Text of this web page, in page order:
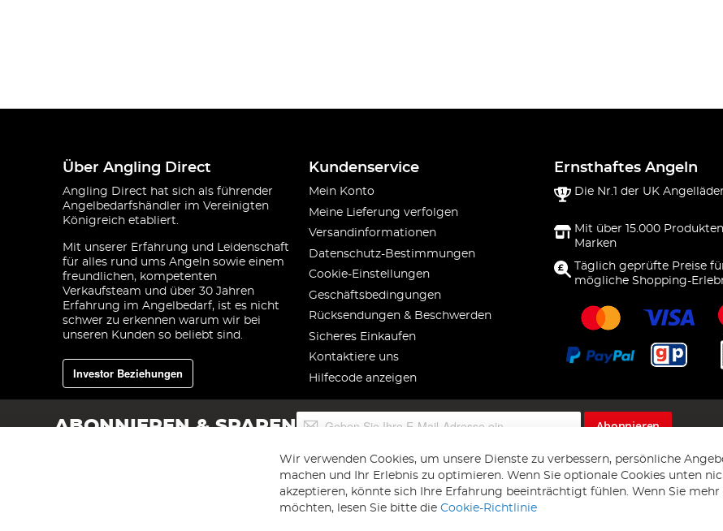
Über Angling Direct
Angling Direct hat sich als führender
Angelbedarfshändler im Vereinigten
Königreich etabliert.
Mit unserer Erfahrung und Leidenschaft
für alles rund ums Angeln sowie einem
freundlichen, kompetenten
Verkaufsteam und über 30 Jahren
Erfahrung im Angelbedarf, ist es nicht
schwer zu erkennen warum wir bei
unseren Kunden so beliebt sind.
Investor Beziehungen
Kundenservice
Mein Konto
Meine Lieferung verfolgen
Versandinformationen
Datenschutz-Bestimmungen
Cookie-Einstellungen
Geschäftsbedingungen
Rücksendungen & Beschwerden
Sicheres Einkaufen
Kontaktiere uns
Hilfecode anzeigen
Ernsthaftes Angeln
Die Nr.1 der UK
Mit über 15.000
Marken
Täglich geprüfte Preise
mögliche Shopping-
ABONNIEREN & SPAREN
für
unseren
Newsletter
an:
Abonnieren
Wir verwenden Cookies, um unsere Dienste zu verbessern, persönliche
machen und Ihr Erlebnis zu optimieren. Wenn Sie optionale Cookies unten
akzeptieren, könnte sich Ihre Erfahrung beeinträchtigt fühlen. Wenn Sie mehr
möchten, lesen Sie bitte die Cookie-Richtlinie